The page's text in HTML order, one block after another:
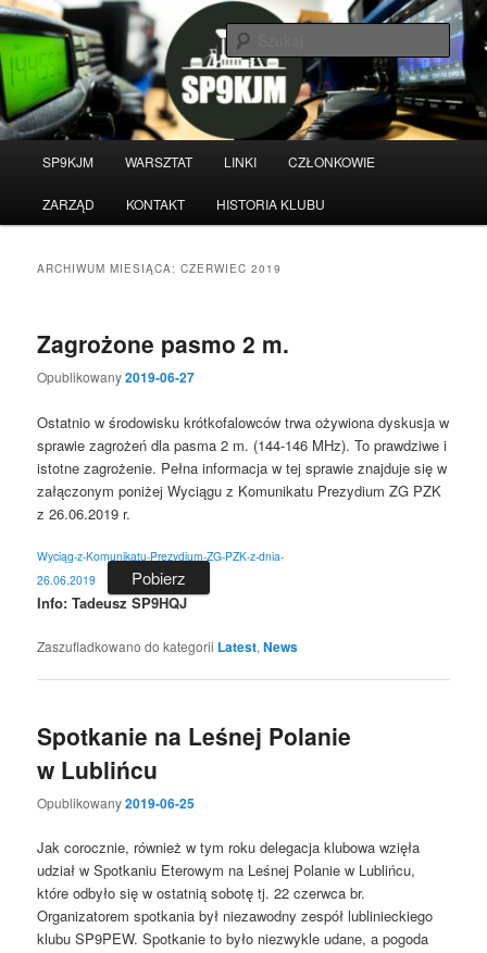
Przeskocz
do
tekstu
Przeskocz
do
widgetów
Witamy na stronie klubu
krótkofalarskiego SP9KJM
SP9KJM WARSZTAT LINKI CZŁONKOWIE
ZARZĄD KONTAKT HISTORIA KLUBU
ARCHIWUM MIESIĄCA:CZERWIEC 2019
Zagrożone pasmo 2 m.
Opublikowany2019-06-27
Ostatnio w środowisku krótkofalowców trwa ożywiona dyskusja w
sprawie zagrożeń dla pasma 2 m. (144-146 MHz). To prawdziwe i
istotne zagrożenie. Pełna informacja w tej sprawie znajduje się w
załączonym poniżej Wyciągu z Komunikatu Prezydium ZG PZK
z 26.06.2019 r.
Wyciąg-z-Komunikatu-Prezydium-ZG-PZK-z-dnia-
26.06.2019
Pobierz
Info: Tadeusz SP9HQJ
Zaszufladkowano do kategorii Latest,News
Spotkanie na Leśnej Polanie
w Lublińcu
Opublikowany2019-06-25
Jak corocznie, również w tym roku delegacja klubowa wzięła
udział w Spotkaniu Eterowym na Leśnej Polanie w Lublińcu,
które odbyło się w ostatnią sobotę tj. 22 czerwca br.
Organizatorem spotkania był niezawodny zespół lublinieckiego
klubu SP9PEW. Spotkanie to było niezwykle udane, a pogoda